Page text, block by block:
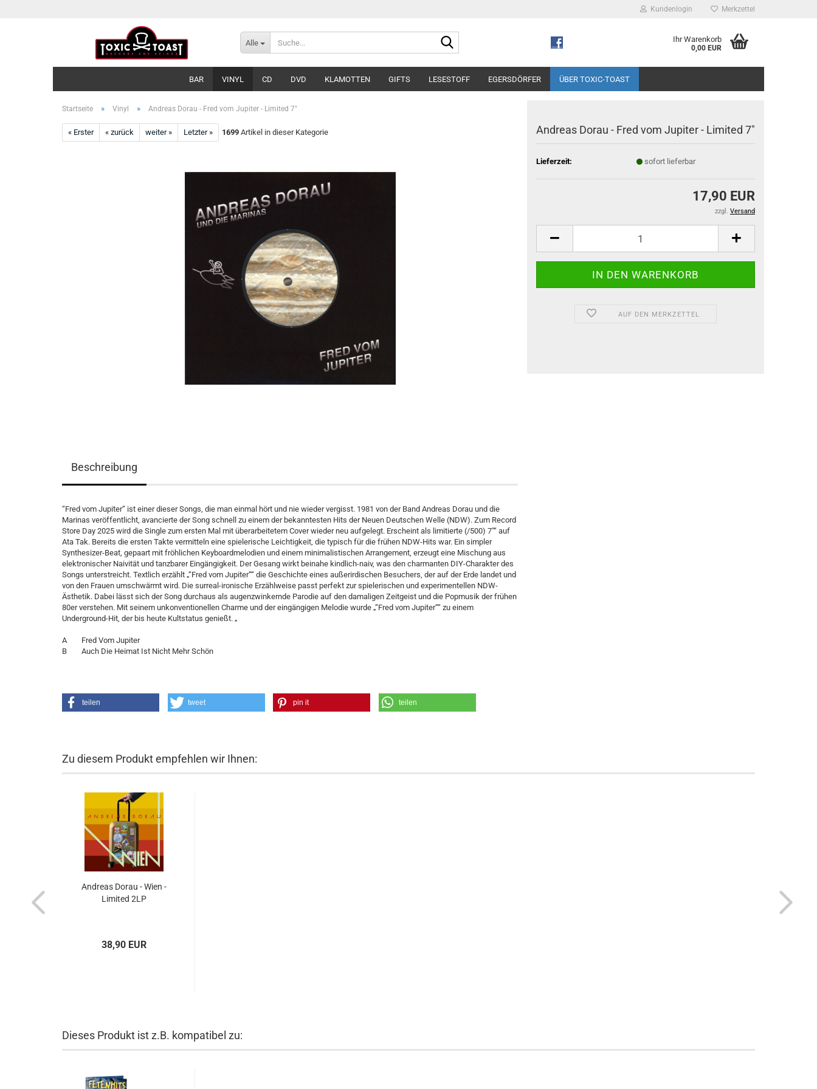
Kundenlogin Merkzettel
Alle Ihr Warenkorb
0,00 EUR
BAR VINYL CD DVD KLAMOTTEN GIFTS LESESTOFF EGERSDÖRFER ÜBER TOXIC-TOAST
Startseite » Vinyl » Andreas Dorau - Fred vom Jupiter - Limited 7"
« Erster « zurück weiter » Letzter » 1699 Artikel in dieser Kategorie Andreas Dorau - Fred vom Jupiter - Limited 7"
Lieferzeit: sofort lieferbar
17,90 EUR
zzgl. Versand
AUF DEN MERKZETTEL
Beschreibung
“Fred vom Jupiter“ ist einer dieser Songs, die man einmal hört und nie wieder vergisst. 1981 von der Band Andreas Dorau und die
Marinas veröffentlicht, avancierte der Song schnell zu einem der bekanntesten Hits der Neuen Deutschen Welle (NDW). Zum Record
Store Day 2025 wird die Single zum ersten Mal mit überarbeitetem Cover wieder neu aufgelegt. Erscheint als limitierte (/500) 7″“ auf
Ata Tak. Bereits die ersten Takte vermitteln eine spielerische Leichtigkeit, die typisch für die frühen NDW-Hits war. Ein simpler
Synthesizer-Beat, gepaart mit fröhlichen Keyboardmelodien und einem minimalistischen Arrangement, erzeugt eine Mischung aus
elektronischer Naivität und tanzbarer Eingängigkeit. Der Gesang wirkt beinahe kindlich-naiv, was den charmanten DIY-Charakter des
Songs unterstreicht. Textlich erzählt „“Fred vom Jupiter““ die Geschichte eines außerirdischen Besuchers, der auf der Erde landet und
von den Frauen umschwärmt wird. Die surreal-ironische Erzählweise passt perfekt zur spielerischen und experimentellen NDW-
Ästhetik. Dabei lässt sich der Song durchaus als augenzwinkernde Parodie auf den damaligen Zeitgeist und die Popmusik der frühen
80er verstehen. Mit seinem unkonventionellen Charme und der eingängigen Melodie wurde „“Fred vom Jupiter““ zu einem
Underground-Hit, der bis heute Kultstatus genießt. „
A Fred Vom Jupiter
B Auch Die Heimat Ist Nicht Mehr Schön
teilen tweet pin it teilen
Zu diesem Produkt empfehlen wir Ihnen:
Andreas Dorau - Wien -
Limited 2LP
38,90 EUR
Dieses Produkt ist z.B. kompatibel zu: